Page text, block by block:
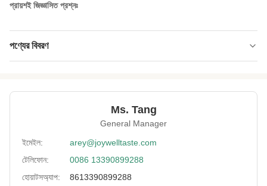
প্রায়শই জিজ্ঞাসিত প্রশ্নঃ
পণ্যের বিবরণ
Ingredients: চিনাবাদাম
Color: প্রাকৃতিক
Flavor: আসল/কাস্টমাইজড
Ms. Tang
General Manager
ইমেইল:
arey@joywelltaste.com
টেলিফোন:
0086 13390899288
হোয়াটসঅ্যাপ:
8613390899288